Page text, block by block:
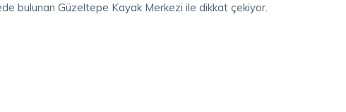
bulunan Güzeltepe Kayak Merkezi ile dikkat çekiyor.